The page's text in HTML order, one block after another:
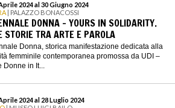
2024 al 30 Giugno 2024
| PALAZZO BONACOSSI
DONNA - YOURS IN SOLIDARITY.
STORIE TRA ARTE E PAROLA
Donna, storica manifestazione dedicata alla
femminile contemporanea promossa da UDI –
Donne in It...
2024 al 28 Luglio 2024